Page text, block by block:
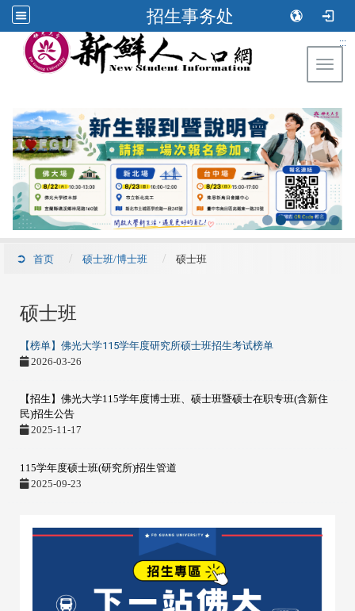
招生事务处
:::
首页 硕士班/博士班 硕士班
硕士班
【榜单】佛光大学115学年度研究所硕士班招生考试榜单
2026-03-26
【招生】佛光大学115学年度博士班、硕士班暨硕士在职专班(含新住
民)招生公告
2025-11-17
115学年度硕士班(研究所)招生管道
2025-09-23